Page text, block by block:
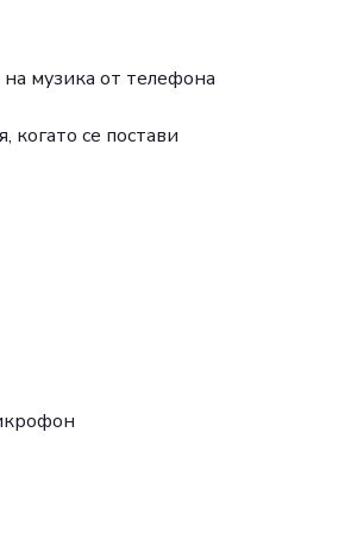
музика от телефона
се постави